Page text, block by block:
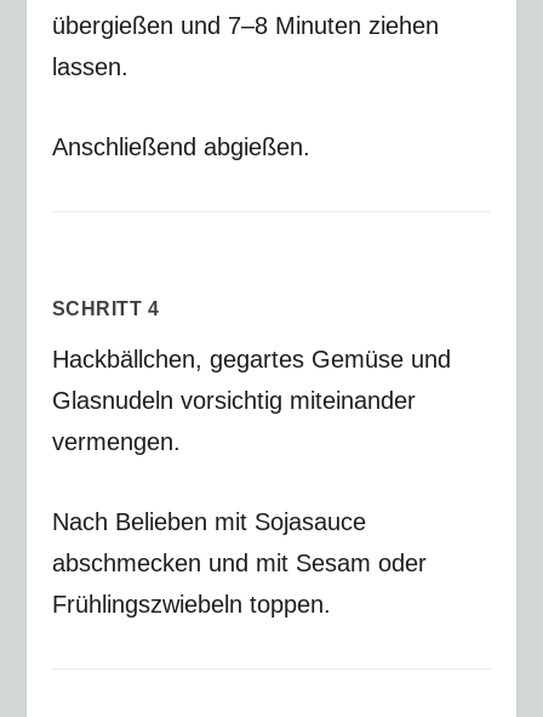
übergießen und 7–8 Minuten ziehen
lassen.
Anschließend abgießen.
SCHRITT 4
Hackbällchen, gegartes Gemüse und
Glasnudeln vorsichtig miteinander
vermengen.
Nach Belieben mit Sojasauce
abschmecken und mit Sesam oder
Frühlingszwiebeln toppen.